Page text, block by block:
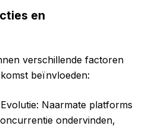
en
verschillende factoren
beïnvloeden:
Naarmate platforms
ondervinden,